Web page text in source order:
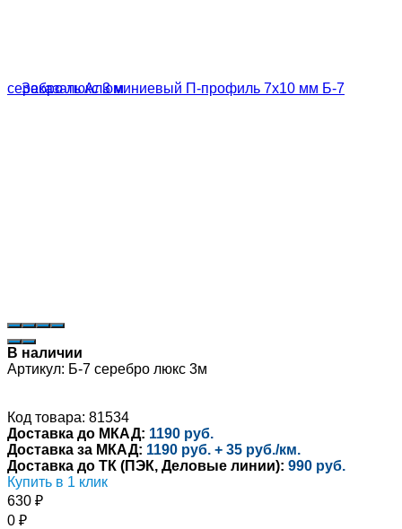
В наличии
Артикул: Б-7 серебро люкс 3м
Код товара: 81534
Доставка до МКАД: 1190 руб.
Доставка за МКАД: 1190 руб. + 35 руб./км.
Доставка до ТК (ПЭК, Деловые линии): 990 руб.
Купить в 1 клик
630 ₽
0 ₽